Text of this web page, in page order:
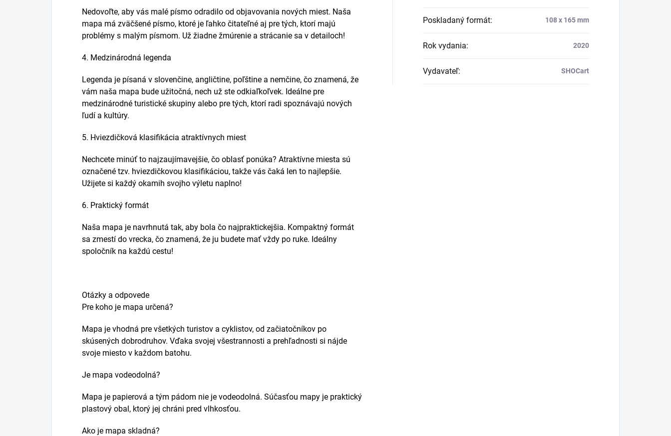
Nedovoľte, aby vás malé písmo odradilo od objavovania nových miest. Naša
mapa má zväčšené písmo, ktoré je ľahko čitateľné aj pre tých, ktorí majú
problémy s malým písmom. Už žiadne žmúrenie a strácanie sa v detailoch!
4. Medzinárodná legenda
Legenda je písaná v slovenčine, angličtine, poľštine a nemčine, čo znamená, že
vám naša mapa bude užitočná, nech už ste odkiaľkoľvek. Ideálne pre
medzinárodné turistické skupiny alebo pre tých, ktorí radi spoznávajú nových
ľudí a kultúry.
5. Hviezdičková klasifikácia atraktívnych miest
Nechcete minúť to najzaujímavejšie, čo oblasť ponúka? Atraktívne miesta sú
označené tzv. hviezdičkovou klasifikáciou, takže vás čaká len to najlepšie.
Užijete si každý okamih svojho výletu naplno!
6. Praktický formát
Naša mapa je navrhnutá tak, aby bola čo najpraktickejšia. Kompaktný formát
sa zmestí do vrecka, čo znamená, že ju budete mať vždy po ruke. Ideálny
spoločník na každú cestu!
Otázky a odpovede
Pre koho je mapa určená?
Mapa je vhodná pre všetkých turistov a cyklistov, od začiatočníkov po
skúsených dobrodruhov. Vďaka svojej všestrannosti a prehľadnosti si nájde
svoje miesto v každom batohu.
Je mapa vodeodolná?
Mapa je papierová a tým pádom nie je vodeodolná. Súčasťou mapy je praktický
plastový obal, ktorý jej chráni pred vlhkosťou.
Ako je mapa skladná?
Poskladaný formát: 108 x 165 mm
Rok vydania: 2020
Vydavateľ: SHOCart